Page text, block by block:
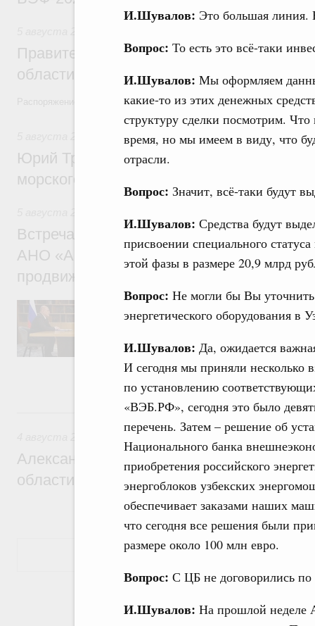
И.Шувалов: Это большая линия.
Вопрос: То есть это всё-таки
И.Шувалов: Мы оформляем
какие-то из этих денежных
структуру сделки посмотрим. Что
время, но мы имеем в виду, что
отрасли.
Вопрос: Значит, всё-таки будут
И.Шувалов: Средства будут
присвоении специального
этой фазы в размере 20,9 млрд
Вопрос: Не могли бы Вы уточнить
энергетического оборудования в
И.Шувалов: Да, ожидается
И сегодня мы приняли
по установлению
«ВЭБ.РФ», сегодня это было
перечень. Затем – решение об
Национального банка
приобретения российского
энергоблоков узбекских
обеспечивает заказами наших
что сегодня все решения были
размере около 100 млн евро.
Вопрос: С ЦБ не договорились по
И.Шувалов: На прошлой неделе
Правительство увеличило объём
области в рамках федерального
Распоряжение от 3 августа 2026 года №2067-р
Арктическая деятельность
Юрий Трутнев: Дноуглубительный флот
морского пути будет создан
Встреча Михаила Мишустина с
АНО «Агентство стратегических
продвижению новых проектов»
Обсуждались ключевые направления
достижения национальных целей
программы стандарта общественного
экономики. Также речь шла о проектах в
экологии. Отдельно обсуждались
4 августа, вторник
Александр Новак встретился с
области Андреем Чибисом
Показать еще